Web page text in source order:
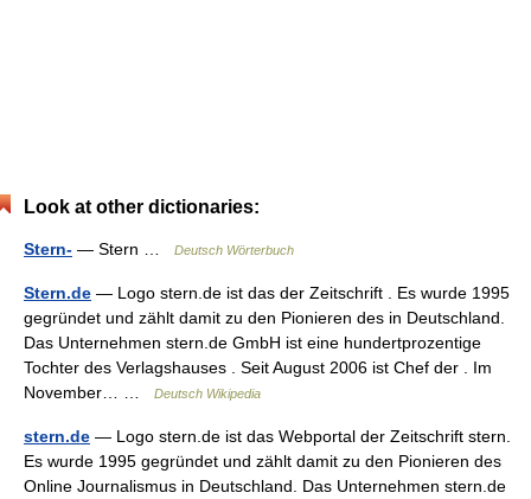
Look at other dictionaries:
Stern- — Stern … Deutsch Wörterbuch
Stern.de — Logo stern.de ist das der Zeitschrift . Es wurde 1995
gegründet und zählt damit zu den Pionieren des in Deutschland.
Das Unternehmen stern.de GmbH ist eine hundertprozentige
Tochter des Verlagshauses . Seit August 2006 ist Chef der . Im
November… …
Deutsch Wikipedia
stern.de — Logo stern.de ist das Webportal der Zeitschrift stern.
Es wurde 1995 gegründet und zählt damit zu den Pionieren des
Online Journalismus in Deutschland. Das Unternehmen stern.de